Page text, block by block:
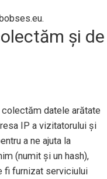
și de
datele arătate
IP a vizitatorului și
a ne ajuta la
(numit și un hash),
fi furnizat serviciului